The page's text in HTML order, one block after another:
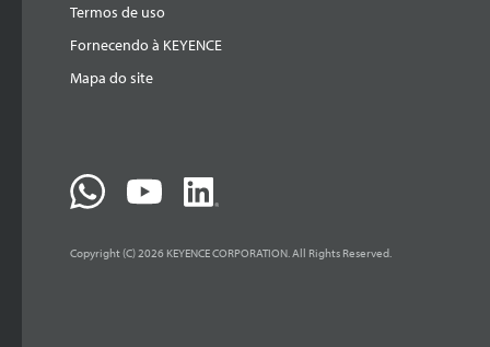
Termos de uso
Fornecendo à KEYENCE
Mapa do site
Copyright (C) 2026 KEYENCE CORPORATION. All Rights Reserved.